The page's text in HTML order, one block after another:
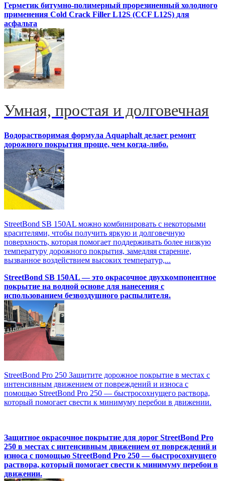
Герметик битумно-полимерный прорезиненный холодного
применения Cold Crack Filler L12S (ССF L12S) для
асфальта
Умная, простая и долговечная
Водорастворимая формула Aquaphalt делает ремонт
дорожного покрытия проще, чем когда-либо.
StreetBond SB 150AL можно комбинировать с некоторыми
красителями, чтобы получить яркую и долговечную
поверхность, которая помогает поддерживать более низкую
температуру дорожного покрытия, замедляя старение,
вызванное воздействием высоких температур,...
StreetBond SB 150AL — это окрасочное двухкомпонентное
покрытие на водной основе для нанесения с
использованием безвоздушного распылителя.
StreetBond Pro 250 Защитите дорожное покрытие в местах с
интенсивным движением от повреждений и износа с
помощью StreetBond Pro 250 — быстросохнущего раствора,
который помогает свести к минимуму перебои в движении.
Защитное окрасочное покрытие для дорог StreetBond Pro
250 в местах с интенсивным движением от повреждений и
износа с помощью StreetBond Pro 250 — быстросохнущего
раствора, который помогает свести к минимуму перебои в
движении.